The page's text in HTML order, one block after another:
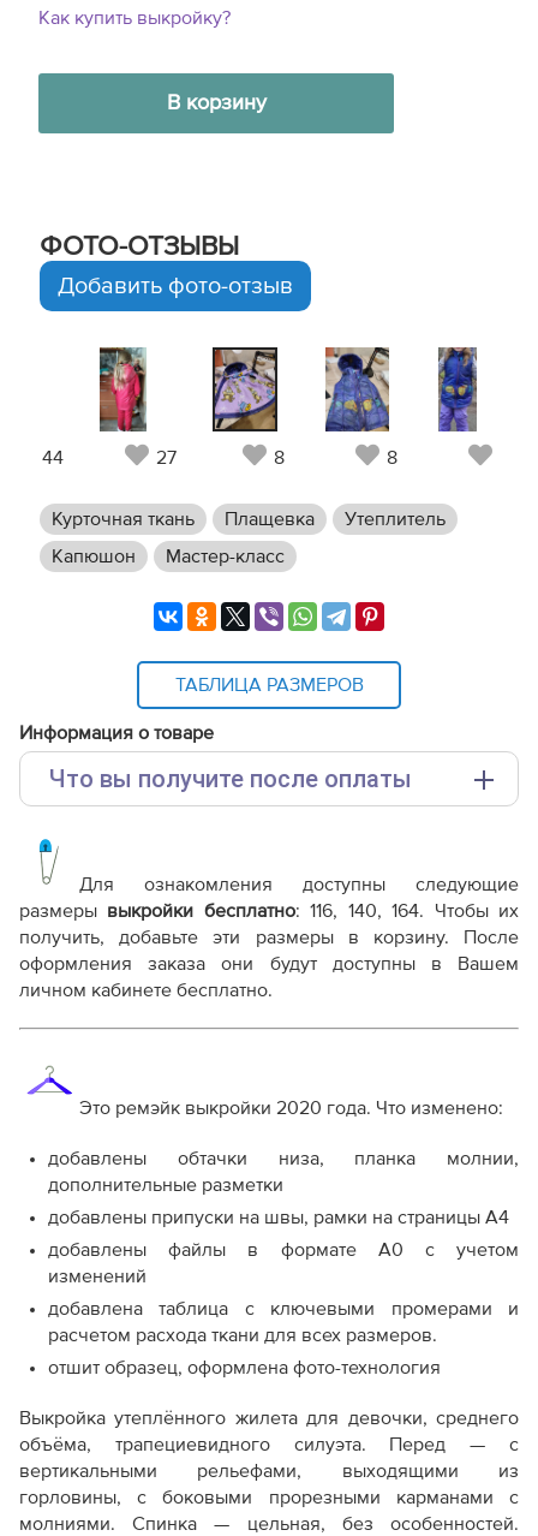
Как купить выкройку?
В корзину
ФОТО-ОТЗЫВЫ
Добавить фото-отзыв
44 27 8 8
Курточная ткань Плащевка
Утеплитель
Капюшон
Мастер-класс
ТАБЛИЦА РАЗМЕРОВ
Информация о товаре
Что вы получите после оплаты
Выкройка PDF для печати на принтере A4 или
плоттере A0 с шириной печати 810мм в зависимости
от выбора формата
Инструкция-утепленный-жилет-для-девочки-
KP110820.pdf
Дополнительные файлы:
Справочник - виды швов
Терминология ВТО
Дополнение к технологии пошива
Как скорректировать готовую выкройку по росту
Для ознакомления доступны следующие
размеры выкройки бесплатно: 116, 140, 164. Чтобы их
получить, добавьте эти размеры в корзину. После
оформления заказа они будут доступны в Вашем
личном кабинете бесплатно.
Это ремэйк выкройки 2020 года. Что изменено:
добавлены обтачки низа, планка молнии,
дополнительные разметки
добавлены припуски на швы, рамки на страницы А4
добавлены файлы в формате А0 с учетом
изменений
добавлена таблица с ключевыми промерами и
расчетом расхода ткани для всех размеров.
отшит образец, оформлена фото-технология
Выкройка утеплённого жилета для девочки, среднего
объёма, трапециевидного силуэта. Перед — с
вертикальными рельефами, выходящими из
горловины, с боковыми прорезными карманами с
молниями. Спинка — цельная, без особенностей.